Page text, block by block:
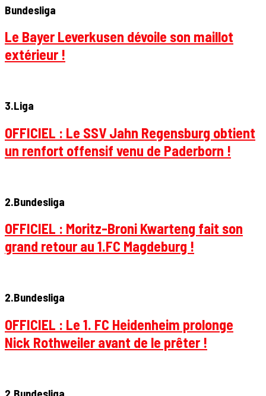
Bundesliga
Le Bayer Leverkusen dévoile son maillot
extérieur !
3.Liga
OFFICIEL : Le SSV Jahn Regensburg obtient
un renfort offensif venu de Paderborn !
2.Bundesliga
OFFICIEL : Moritz-Broni Kwarteng fait son
grand retour au 1.FC Magdeburg !
2.Bundesliga
OFFICIEL : Le 1. FC Heidenheim prolonge
Nick Rothweiler avant de le prêter !
2.Bundesliga